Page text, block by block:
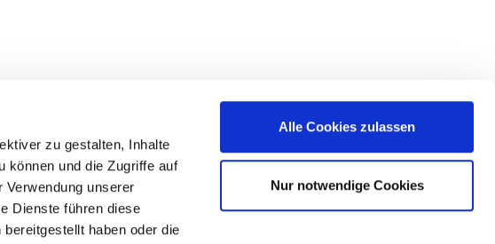
zu gestalten, Inhalte
können und die Zugriffe auf
unserer
Dienste führen diese
haben oder die
Alle Cookies zulassen
Nur notwendige Cookies
Die Initiative Energieeffizienz- und Klimaschutz-
Netzwerke unterstützt